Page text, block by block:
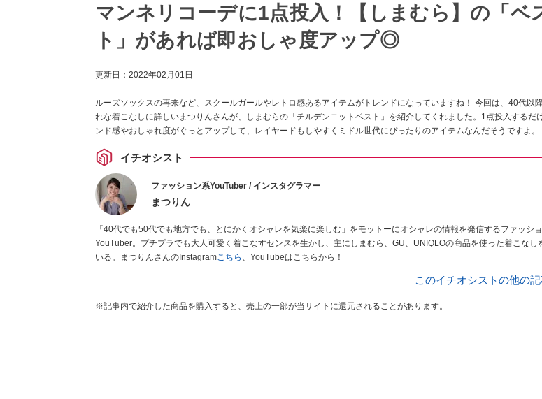
マンネリコーデに1点投入！【しまむら】の「ベ
ト」があれば即おしゃ度アップ◎
更新日： 2022年02月01日
ルーズソックスの再来など、スクールガールやレトロ感あるアイテムがトレンドになっていますね！ 今回は、40代以
れな着こなしに詳しいまつりんさんが、しまむらの「チルデンニットベスト」を紹介してくれました。1点投入するだ
ンド感やおしゃれ度がぐっとアップして、レイヤードもしやすくミドル世代にぴったりのアイテムなんだそうですよ。
イチオシスト
ファッション系YouTuber / インスタグラマー
まつりん
「40代でも50代でも地方でも、とにかくオシャレを気楽に楽しむ」をモットーにオシャレの情報を発信するファッシ
YouTuber。プチプラでも大人可愛く着こなすセンスを生かし、主にしまむら、GU、UNIQLOの商品を使った着こなし
いる。まつりんさんのInstagramこちら 、YouTubeはこちらから！
このイチオシストの他の
※記事内で紹介した商品を購入すると、売上の一部が当サイトに還元されることがあります。